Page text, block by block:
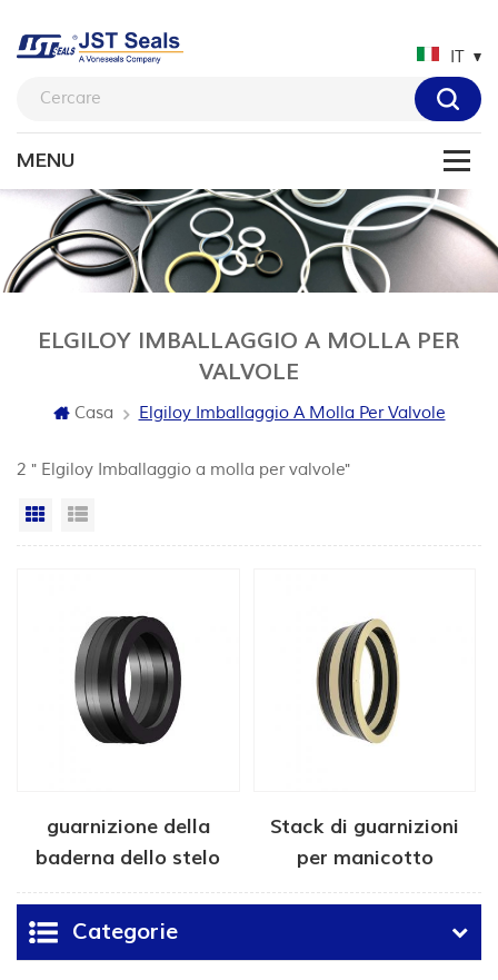
IT
ELGILOY IMBALLAGGIO A MOLLA PER
VALVOLE
Casa Elgiloy Imballaggio A Molla Per Valvole
2 " Elgiloy Imballaggio a molla per valvole"
Vista a griglia
guarnizione della
baderna dello stelo
della valvola a
saracinesca
Stack di guarnizioni
per manicotto
scorrevole per utensili
Categorie